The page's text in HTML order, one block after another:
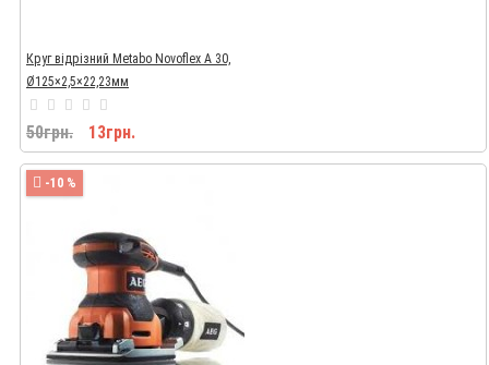
Круг відрізний Metabo Novoflex A 30,
Ø125×2,5×22,23мм
50грн. 13грн.
-10 %